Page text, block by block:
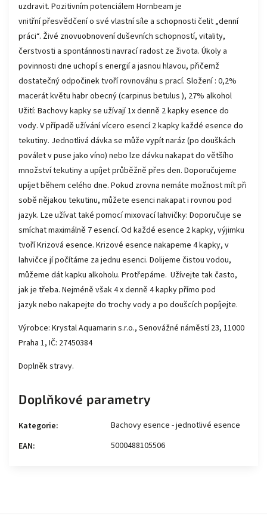
uzdravit. Pozitivním potenciálem Hornbeam je
vnitřní přesvědčení o své vlastní síle a schopnosti čelit „denní
práci“. Živé znovuobnovení duševních schopností, vitality,
čerstvosti a spontánnosti navrací radost ze života. Úkoly a
povinnosti dne uchopí s energií a jasnou hlavou, přičemž
dostatečný odpočinek tvoří rovnováhu s prací. Složení : 0,2%
macerát květu habr obecný (carpinus betulus ), 27% alkohol
Užití: Bachovy kapky se užívají 1x denně 2 kapky esence do
vody. V případě užívání vícero esencí 2 kapky každé esence do
tekutiny. Jednotlivá dávka se může vypít naráz (po douškách
poválet v puse jako víno) nebo lze dávku nakapat do většího
množství tekutiny a upíjet průběžně přes den. Doporučujeme
upíjet během celého dne. Pokud zrovna nemáte možnost mít při
sobě nějakou tekutinu, můžete esenci nakapat i rovnou pod
jazyk. Lze užívat také pomocí mixovací lahvičky: Doporučuje se
smíchat maximálně 7 esencí. Od každé esence 2 kapky, výjimku
tvoří Krizová esence. Krizové esence nakapeme 4 kapky, v
lahvičce jí počítáme za jednu esenci. Dolijeme čistou vodou,
můžeme dát kapku alkoholu. Protřepáme. Užívejte tak často,
jak je třeba. Nejméně však 4 x denně 4 kapky přímo pod
jazyk nebo nakapejte do trochy vody a po doušcích popíjejte.
Výrobce: Krystal Aquamarin s.r.o., Senovážné náměstí 23, 11000
Praha 1, IČ: 27450384
Doplněk stravy.
Doplňkové parametry
Kategorie:
Bachovy esence - jednotlivé esence
EAN: 5000488105506